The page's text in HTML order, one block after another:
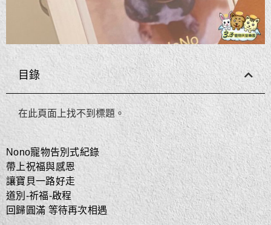
目錄
在此頁面上找不到標題。
Nono寵物告別式紀錄
帶上祝福與感恩
讓寶貝一路好走
道別-祈福-啟程
回歸圓滿 等待再次相遇